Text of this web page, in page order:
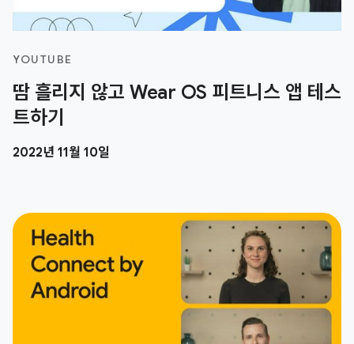
YOUTUBE
땀 흘리지 않고 Wear OS 피트니스 앱 테스
트하기
2022년 11월 10일